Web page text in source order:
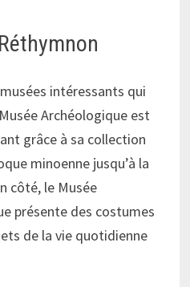
intéressants qui
Archéologique est
grâce à sa collection
minoenne jusqu’à la
côté, le Musée
présente des costumes
de la vie quotidienne